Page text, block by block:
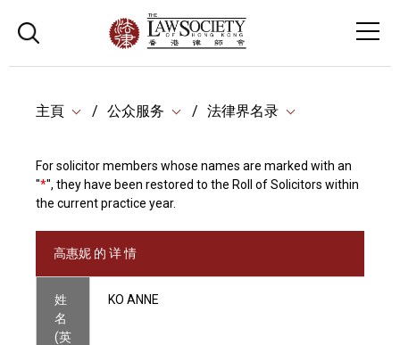
主頁 公众服务 法律界名录
For solicitor members whose names are marked with an
"*", they have been restored to the Roll of Solicitors within
the current practice year.
高惠妮 的 详 情
姓
名
(英
KO ANNE